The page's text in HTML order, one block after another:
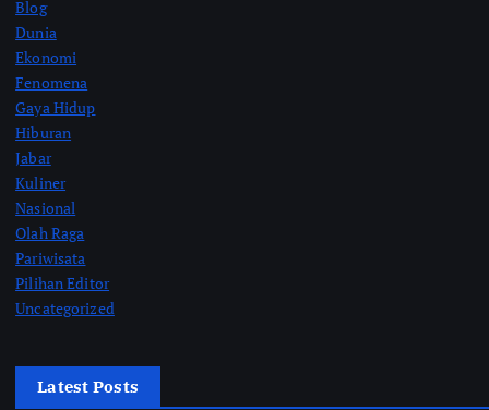
Blog
Dunia
Ekonomi
Fenomena
Gaya Hidup
Hiburan
Jabar
Kuliner
Nasional
Olah Raga
Pariwisata
Pilihan Editor
Uncategorized
Latest Posts